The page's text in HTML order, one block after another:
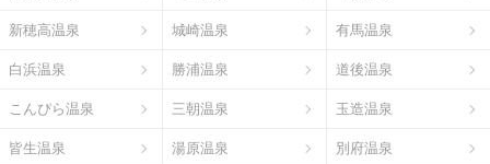
新穂高温泉 城崎温泉 有馬温泉
白浜温泉 勝浦温泉 道後温泉
こんぴら温泉 三朝温泉 玉造温泉
皆生温泉 湯原温泉 別府温泉